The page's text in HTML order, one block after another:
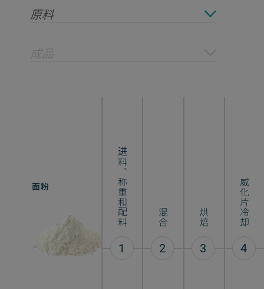
原料
面粉 进料、称重和配料
1
混合
2
烘焙
3
威化片冷却
4